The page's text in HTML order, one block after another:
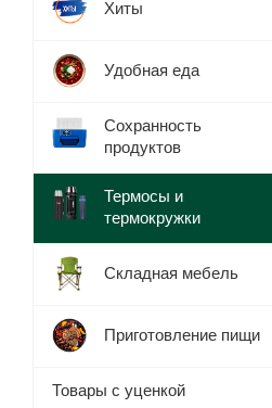
Хиты
Удобная еда
Сохранность
продуктов
Термосы и
термокружки
Складная мебель
Приготовление пищи
Товары с уценкой